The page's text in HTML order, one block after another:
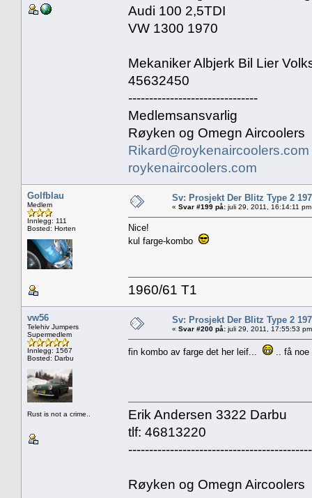
Audi 100 2,5TDI
VW 1300 1970
Mekaniker Albjerk Bil Lier
45632450
-------------------------------
Medlemsansvarlig
Røyken og Omegn Aircoolers
Rikard@roykenaircoolers.com
roykenaircoolers.com
Golfblau
Medlem
Innlegg: 111
Bosted: Horten
Sv: Prosjekt Der Blitz Type 2
« Svar #199 på: juli 29, 2011, 16:14:11
Nice!
kul farge-kombo
1960/61 T1
vw56
Telehiv Jumpers
Supermedlem
Innlegg: 1567
Bosted: Darbu
Rust is not a crime..
Sv: Prosjekt Der Blitz Type 2
« Svar #200 på: juli 29, 2011, 17:55:53
fin kombo av farge det her leif... .. få
Erik Andersen 3322 Darbu
tlf: 46813220
Røyken og Omegn Aircoolers